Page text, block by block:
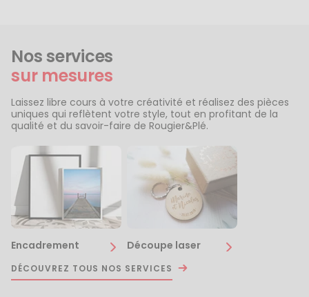
Nos services
sur mesures
Laissez libre cours à votre créativité et réalisez des pièces
uniques qui reflètent votre style, tout en profitant de la
qualité et du savoir-faire de Rougier&Plé.
Encadrement Découpe laser
DÉCOUVREZ TOUS NOS SERVICES